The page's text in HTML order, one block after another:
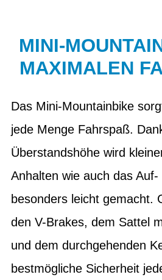
MINI-
MAXIMALEN
Das Mini-Mountainbike
jede Menge Fahrspaß.
Überstandshöhe wird
Anhalten wie auch das Auf-
besonders leicht gemacht.
den V-Brakes, dem Sattel
und dem durchgehenden
bestmögliche Sicherheit